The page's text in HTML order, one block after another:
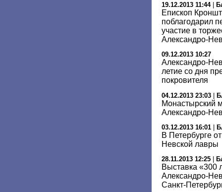
19.12.2013 11:44|
Епископ
поблагодарил
участие в
Александро-
09.12.2013 10:27
Александро-
летие со дня
покровителя
04.12.2013 23:03 |
Монастырский
Александро-
03.12.2013 16:01
В Петербурге
Невской лавры
28.11.2013 12:25
Выставка «300
Александро-
Санкт-